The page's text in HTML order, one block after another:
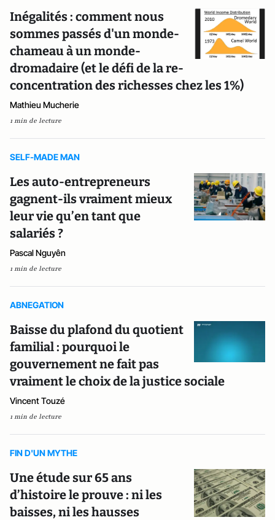
Inégalités : comment nous
sommes passés d'un monde-
chameau à un monde-
dromadaire (et le défi de la re-
concentration des richesses chez les 1%)
Mathieu Mucherie
1 min de lecture
SELF-MADE MAN
Les auto-entrepreneurs
gagnent-ils vraiment mieux
leur vie qu’en tant que
salariés ?
Pascal Nguyên
1 min de lecture
ABNEGATION
Baisse du plafond du quotient
familial : pourquoi le
gouvernement ne fait pas
vraiment le choix de la justice sociale
Vincent Touzé
1 min de lecture
FIN D'UN MYTHE
Une étude sur 65 ans
d’histoire le prouve : ni les
baisses, ni les hausses